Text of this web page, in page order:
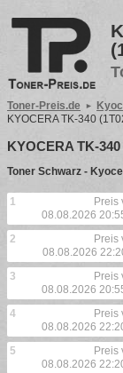
Toner-Preis.de
KYOCERA TK-340
KYOCERA TK-
Toner Schwarz -
1
Preis
08.08.2026
2
Preis
08.08.2026
3
Preis
08.08.2026
4
Preis
08.08.2026
5
Preis
08.08.2026